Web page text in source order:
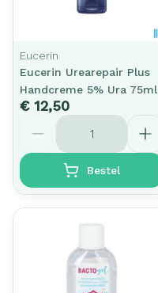
Eucerin
Eucerin Urearepair Plus
Handcreme 5% Ura 75ml
€ 12,50
Aantal
Bestel